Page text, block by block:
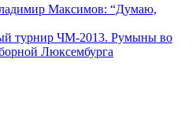
Максимов: “Думаю,
турнир ЧМ-2013. Румыны во
Люксембурга